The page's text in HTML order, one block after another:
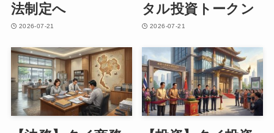
法制定へ
2026-07-21
タル投資トークン
2026-07-21